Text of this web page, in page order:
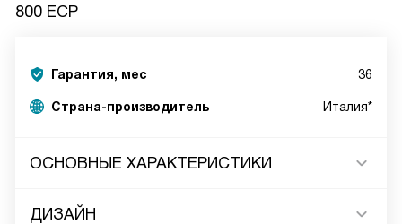
800 ECP
Гарантия, мес 36
Страна-производитель Италия*
ОСНОВНЫЕ ХАРАКТЕРИСТИКИ
ДИЗАЙН